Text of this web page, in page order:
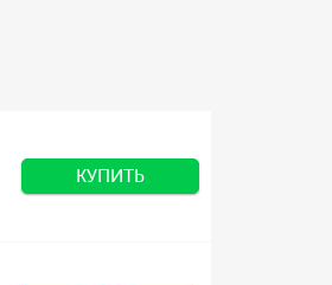
КУПИТЬ